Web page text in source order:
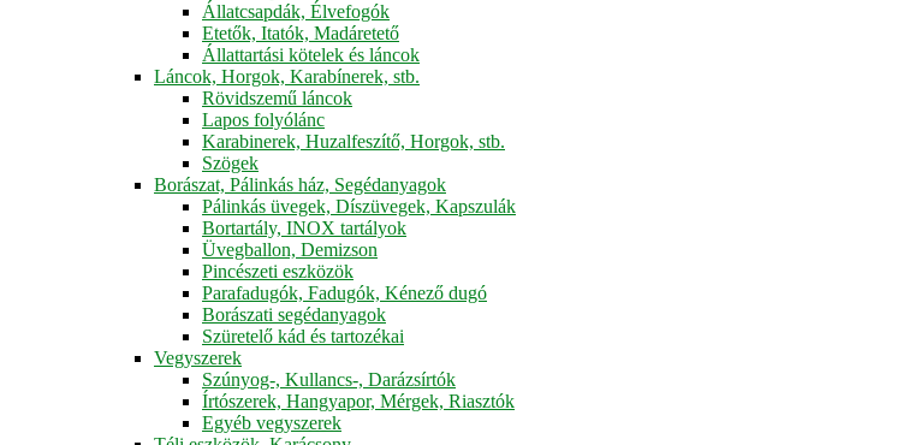
Állatcsapdák, Élvefogók
Etetők, Itatók, Madáretető
Állattartási kötelek és láncok
Láncok, Horgok, Karabínerek, stb.
Rövidszemű láncok
Lapos folyólánc
Karabinerek, Huzalfeszítő, Horgok, stb.
Szögek
Borászat, Pálinkás ház, Segédanyagok
Pálinkás üvegek, Díszüvegek, Kapszulák
Bortartály, INOX tartályok
Üvegballon, Demizson
Pincészeti eszközök
Parafadugók, Fadugók, Kénező dugó
Borászati segédanyagok
Szüretelő kád és tartozékai
Vegyszerek
Szúnyog-, Kullancs-, Darázsírtók
Írtószerek, Hangyapor, Mérgek, Riasztók
Egyéb vegyszerek